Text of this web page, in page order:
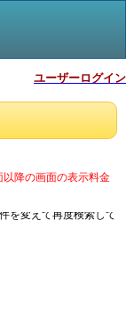
ユーザーログイン
降の画面の表示料金
を変えて再度検索して